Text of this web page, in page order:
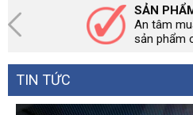
SẢN
An tâm
sản phẩm
TIN TỨC